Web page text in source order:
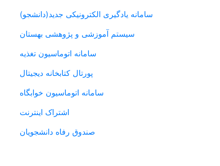
سامانه یادگیری الکترونیکی جدید(دانشجو)
سیستم آموزشی و پژوهشی بهستان
سامانه اتوماسیون تغذیه
پورتال کتابخانه دیجیتال
سامانه اتوماسیون خوابگاه
اشتراک اینترنت
صندوق رفاه دانشجویان